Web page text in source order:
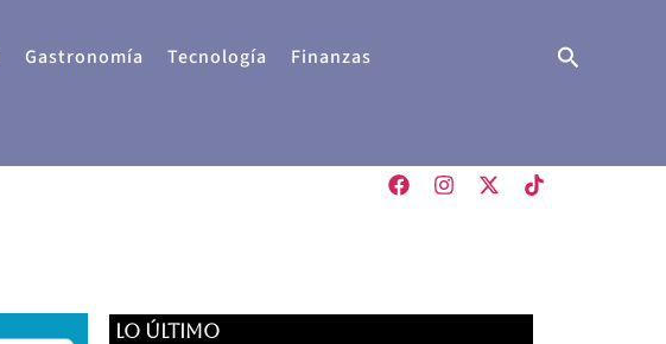
Gastronomía Tecnología Finanzas Buscar
LO ÚLTIMO